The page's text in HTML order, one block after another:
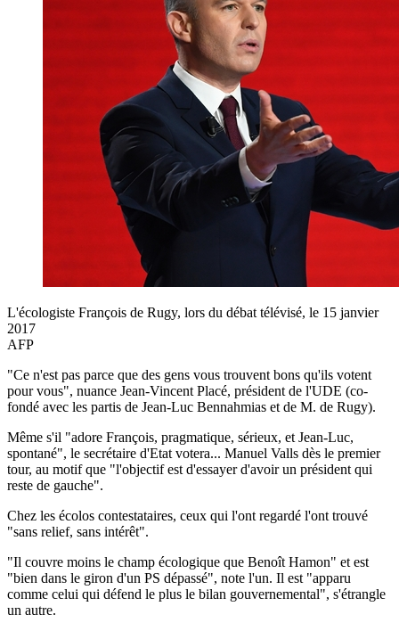
L'écologiste François de Rugy, lors du débat télévisé, le 15 janvier
2017
AFP
"Ce n'est pas parce que des gens vous trouvent bons qu'ils votent
pour vous", nuance Jean-Vincent Placé, président de l'UDE (co-
fondé avec les partis de Jean-Luc Bennahmias et de M. de Rugy).
Même s'il "adore François, pragmatique, sérieux, et Jean-Luc,
spontané", le secrétaire d'Etat votera... Manuel Valls dès le premier
tour, au motif que "l'objectif est d'essayer d'avoir un président qui
reste de gauche".
Chez les écolos contestataires, ceux qui l'ont regardé l'ont trouvé
"sans relief, sans intérêt".
"Il couvre moins le champ écologique que Benoît Hamon" et est
"bien dans le giron d'un PS dépassé", note l'un. Il est "apparu
comme celui qui défend le plus le bilan gouvernemental", s'étrangle
un autre.